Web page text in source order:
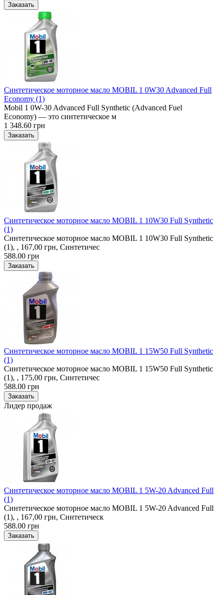
Синтетическое моторное масло MOBIL 1 0W30 Advanced Full
Economy (1)
Mobil 1 0W-30 Advanced Full Synthetic (Advanced Fuel
Economy) — это синтетическое м
1 348.60 грн
Синтетическое моторное масло MOBIL 1 10W30 Full Synthetic
(1)
Синтетическое моторное масло MOBIL 1 10W30 Full Synthetic
(1), , 167,00 грн, Синтетичес
588.00 грн
Синтетическое моторное масло MOBIL 1 15W50 Full Synthetic
(1)
Синтетическое моторное масло MOBIL 1 15W50 Full Synthetic
(1), , 175,00 грн, Синтетичес
588.00 грн
Лидер продаж
Синтетическое моторное масло MOBIL 1 5W-20 Advanced Full
(1)
Синтетическое моторное масло MOBIL 1 5W-20 Advanced Full
(1), , 167,00 грн, Синтетическ
588.00 грн